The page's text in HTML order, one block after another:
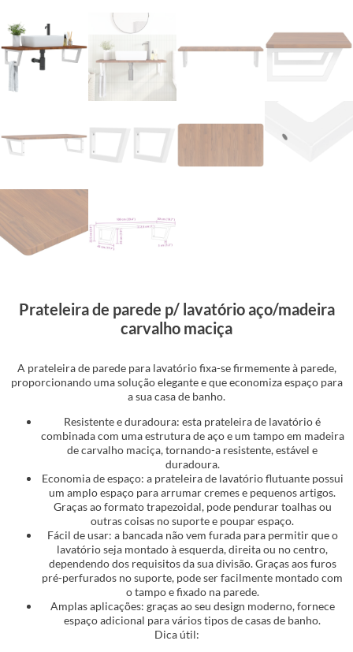
Prateleira de parede p/ lavatório aço/madeira
carvalho maciça
A prateleira de parede para lavatório fixa-se firmemente à parede,
proporcionando uma solução elegante e que economiza espaço para
a sua casa de banho.
Resistente e duradoura: esta prateleira de lavatório é
combinada com uma estrutura de aço e um tampo em madeira
de carvalho maciça, tornando-a resistente, estável e
duradoura.
Economia de espaço: a prateleira de lavatório flutuante possui
um amplo espaço para arrumar cremes e pequenos artigos.
Graças ao formato trapezoidal, pode pendurar toalhas ou
outras coisas no suporte e poupar espaço.
Fácil de usar: a bancada não vem furada para permitir que o
lavatório seja montado à esquerda, direita ou no centro,
dependendo dos requisitos da sua divisão. Graças aos furos
pré-perfurados no suporte, pode ser facilmente montado com
o tampo e fixado na parede.
Amplas aplicações: graças ao seu design moderno, fornece
espaço adicional para vários tipos de casas de banho.
Dica útil: